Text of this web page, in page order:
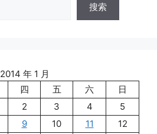
搜索
2014 年 1 月
四 五 六
日
2 3 4
5
9 10 11
12